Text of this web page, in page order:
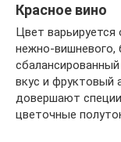
Красное вино
Цвет
нежно-вишневого,
вкус и фруктовый
довершают
цветочные